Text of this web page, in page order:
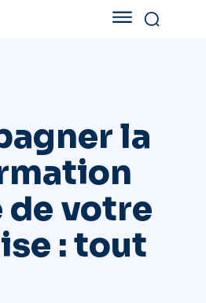
la
votre
: tout